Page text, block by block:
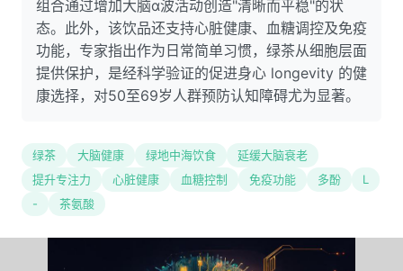
组合通过增加大脑α波活动创造"清晰而平稳"的状
态。此外，该饮品还支持心脏健康、血糖调控及免疫
功能，专家指出作为日常简单习惯，绿茶从细胞层面
提供保护，是经科学验证的促进身心 longevity 的健
康选择，对50至69岁人群预防认知障碍尤为显著。
绿茶 大脑健康 绿地中海饮食
延缓大脑衰老
提升专注力
心脏健康 血糖控制 免疫功能 多酚
L
-
茶氨酸